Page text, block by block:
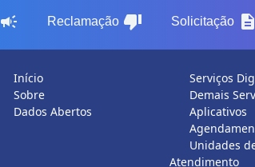
campaign Reclamação thumb_down Solicitação description
Início
Sobre
Dados Abertos
Serviços
Demais
Aplicativos
Unidades
Atendimento